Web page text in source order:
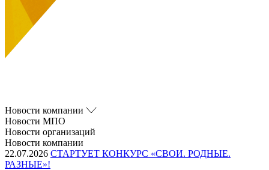
Новости компании
Новости МПО
Новости организаций
Новости компании
22.07.2026 СТАРТУЕТ КОНКУРС «СВОИ. РОДНЫЕ.
РАЗНЫЕ»!